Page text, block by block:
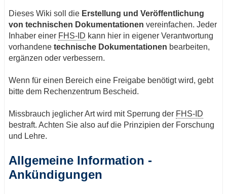
Dieses Wiki soll die Erstellung und Veröffentlichung
von technischen Dokumentationen vereinfachen. Jeder
Inhaber einer FHS-ID kann hier in eigener Verantwortung
vorhandene technische Dokumentationen bearbeiten,
ergänzen oder verbessern.
Wenn für einen Bereich eine Freigabe benötigt wird, gebt
bitte dem Rechenzentrum Bescheid.
Missbrauch jeglicher Art wird mit Sperrung der FHS-ID
bestraft. Achten Sie also auf die Prinzipien der Forschung
und Lehre.
Allgemeine Information -
Ankündigungen